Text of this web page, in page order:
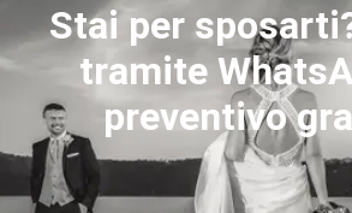
Stai per
tramite
preventivo